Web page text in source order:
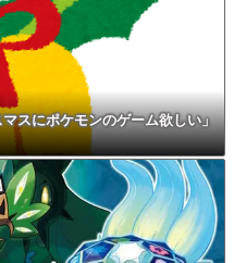
スにポケモンのゲーム欲しい」